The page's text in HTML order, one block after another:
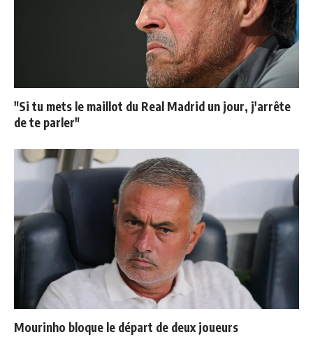
"Si tu mets le maillot du Real Madrid un jour, j'arrête
de te parler"
Mourinho bloque le départ de deux joueurs